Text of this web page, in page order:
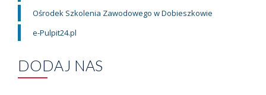
Ośrodek Szkolenia Zawodowego w Dobieszkowie
e-Pulpit24.pl
DODAJ NAS